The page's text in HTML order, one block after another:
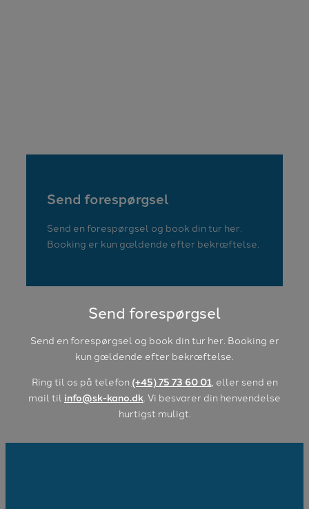
Send forespørgsel
Send en forespørgsel og book din tur her.
Booking er kun gældende efter bekræftelse.
Send forespørgsel
Send en forespørgsel og book din tur her. Booking er
kun gældende efter bekræftelse.
Ring til os på telefon (+45) 75 73 60 01, eller send en
mail til info@sk-kano.dk . Vi besvarer din henvendelse
hurtigst muligt.